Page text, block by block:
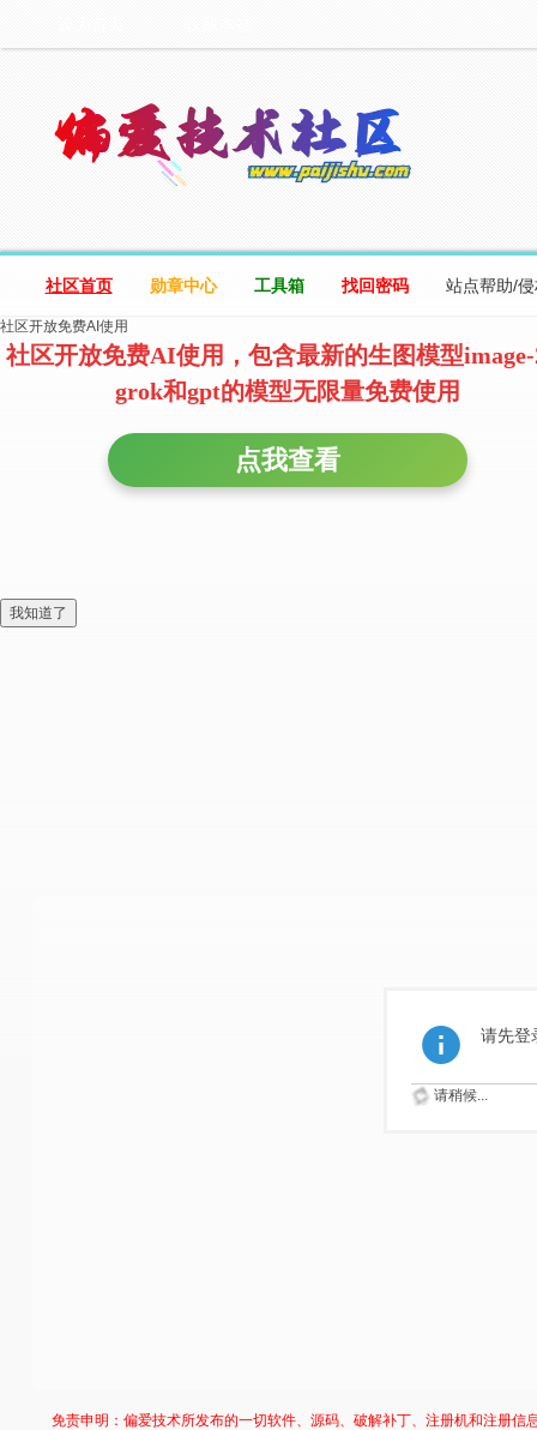
社区首页 勋章中心 工具箱 找回密码 站点帮助/
社区开放免费AI使用
社区开放免费AI使用，包含最新的生图模型
grok和gpt的模型无限量免费使用
点我查看
我知道了
请先登
请稍候...
免责申明：偏爱技术所发布的一切软件、源码、破解补丁、注册机和注册